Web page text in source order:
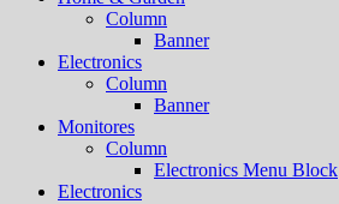
Column
Banner
Electronics
Column
Banner
Monitores
Column
Electronics Menu Block
Electronics